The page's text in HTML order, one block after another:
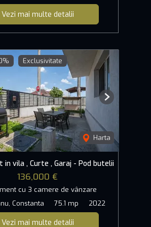
Vezi mai multe detalii
Exclusivitate
Harta
Next
in vila , Curte , Garaj - Pod butelii
136,000 €
cu 3 camere de vânzare
Constanta
75.1 mp 2022
Vezi mai multe detalii